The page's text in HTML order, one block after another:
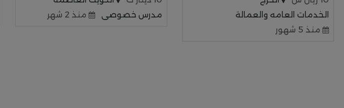
الخدمات العامه والعمالة
منذ 5 شهور
مدرس خصوصى
منذ 2 شهر